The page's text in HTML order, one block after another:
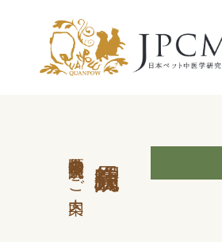
中医学外来 会員病院のご案内